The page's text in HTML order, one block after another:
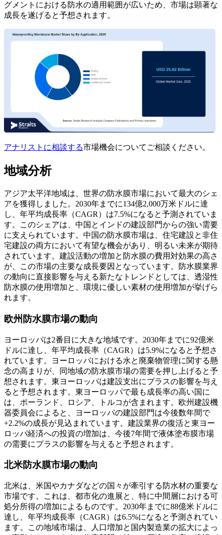
グメントにおける防水の適用範囲が広いため、市場は顕著な
成長を遂げると予想されます。
アナリストに相談する市場機会についてご相談ください。
地域分析
アジア太平洋地域は、世界の防水膜市場において最大のシェ
アを獲得しました。2030年までに134億2,000万米ドルに達
し、年平均成長率（CAGR）は7.5%になると予測されていま
す。このシェアは、中国とインドの建設部門からの強い需要
に支えられています。中国の防水膜市場は、住宅建設と非住
宅建設の両方において有望な機会があり、明るい未来が期待
されています。建設活動の増加と防水膜の費用対効果の高さ
が、この市場の主要な成長要因となっています。防水膜業界
の動向に直接影響を与える新たなトレンドとしては、透湿性
防水膜の使用増加と、環境に優しい素材の使用増加が挙​​げら
れます。
欧州防水膜市場の動向
ヨーロッパは2番目に大きな地域です。2030年までに92億米
ドルに達し、年平均成長率（CAGR）は5.9%になると予想さ
れています。ヨーロッパにおける水と廃棄物管理に関する懸
念の高まりが、同地域の防水膜市場の需要を押し上げると予
想されます。東ヨーロッパは建設支出にプラスの影響を与え
ると予想されます。東ヨーロッパで最も成長率の高い国に
は、ポーランド、ロシア、トルコが含まれます。欧州建設機
器委員会によると、ヨーロッパの建設部門は今後数年間で
+2.2%の成長が見込まれています。建設業界の復活と東ヨー
ロッパ経済への投資の増加は、今後7年間で液体塗布膜市場
の需要にプラスの影響を与えると予想されます。
北米防水膜市場の動向
北米は、米国やカナダなどの国々が牽引する防水材の重要な
市場です。これは、都市化の進展と、特に中間層における可
処分所得の増加によるものです。2030年までに88億米ドルに
達し、年平均成長率（CAGR）は6.5%になると予測されてい
ます。この地域市場は、人口増加と国内製造業の拡大によっ